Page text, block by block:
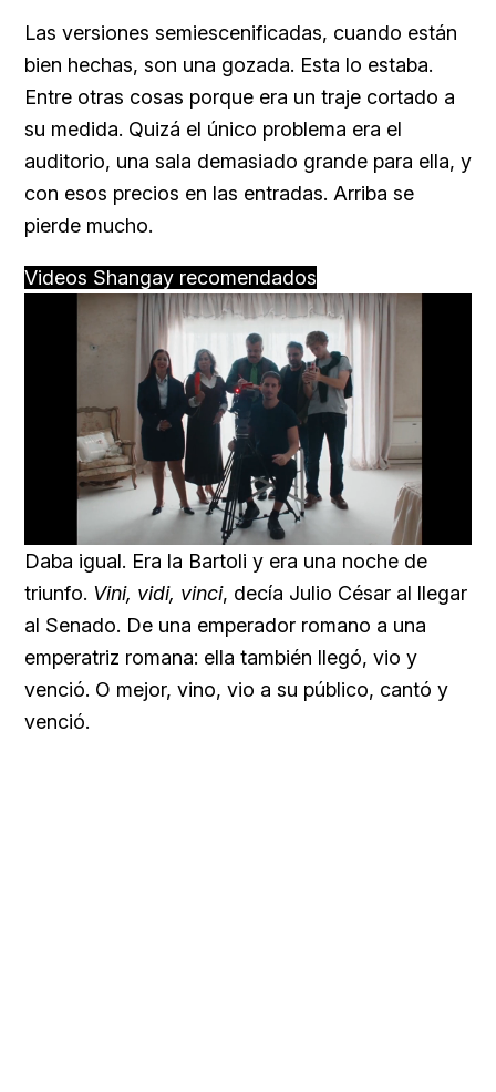
Las versiones semiescenificadas, cuando están
bien hechas, son una gozada. Esta lo estaba.
Entre otras cosas porque era un traje cortado a
su medida. Quizá el único problema era el
auditorio, una sala demasiado grande para ella, y
con esos precios en las entradas. Arriba se
pierde mucho.
Videos Shangay recomendados
Loaded
66.12%
Daba igual. Era la Bartoli y era una noche de
triunfo. Vini, vidi, vinci, decía Julio César al llegar
al Senado. De una emperador romano a una
emperatriz romana: ella también llegó, vio y
venció. O mejor, vino, vio a su público, cantó y
venció.